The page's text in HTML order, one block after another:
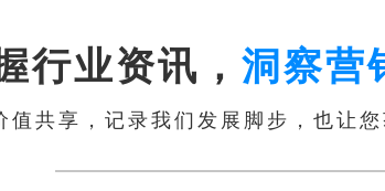
行业资讯， 洞察营
值共享，记录我们发展脚步，也让您